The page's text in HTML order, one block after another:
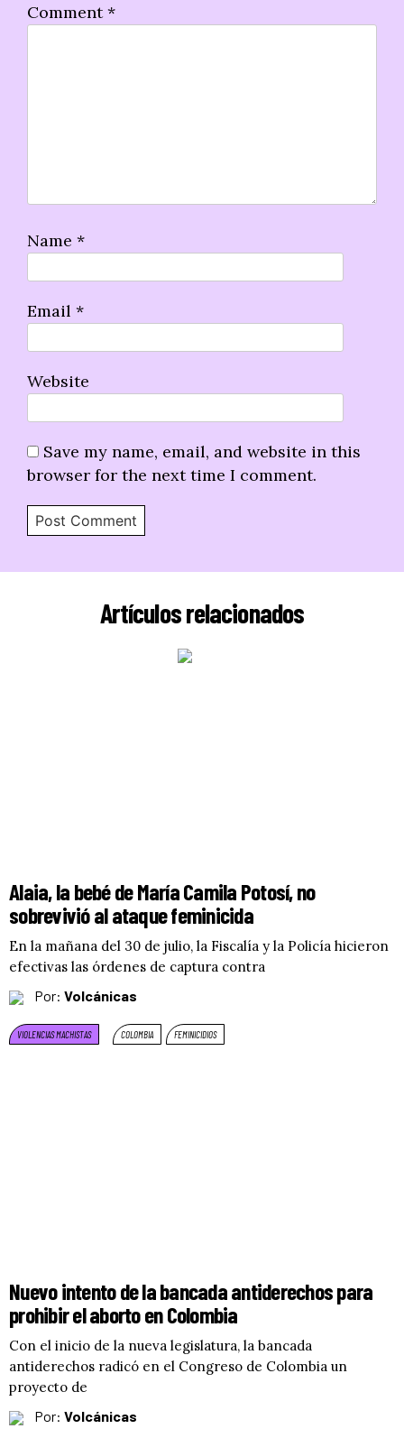
Comment*
Name *
Email *
Website
Save my name, email, and website in this
browser for the next time I comment.
Artículos relacionados
Alaia, la bebé de María Camila Potosí, no
sobrevivió al ataque feminicida
En la mañana del 30 de julio, la Fiscalía y la Policía hicieron
efectivas las órdenes de captura contra
Por: Volcánicas
VIOLENCIAS MACHISTAS COLOMBIA FEMINICIDIOS
Nuevo intento de la bancada antiderechos para
prohibir el aborto en Colombia
Con el inicio de la nueva legislatura, la bancada
antiderechos radicó en el Congreso de Colombia un
proyecto de
Por: Volcánicas